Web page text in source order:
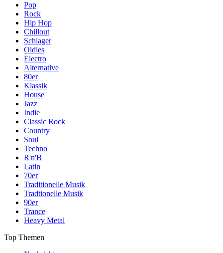
Pop
Rock
Hip Hop
Chillout
Schlager
Oldies
Electro
Alternative
80er
Klassik
House
Jazz
Indie
Classic Rock
Country
Soul
Techno
R'n'B
Latin
70er
Traditionelle Musik
Tradtionelle Musik
90er
Trance
Heavy Metal
Top Themen